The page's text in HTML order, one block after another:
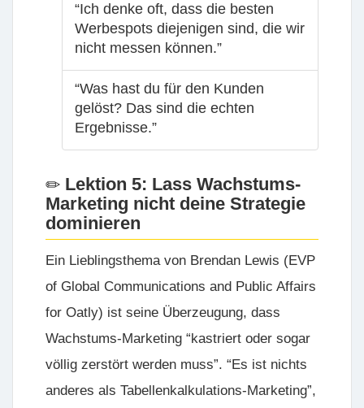
“Ich denke oft, dass die besten
Werbespots diejenigen sind, die wir
nicht messen können.”
“Was hast du für den Kunden
gelöst? Das sind die echten
Ergebnisse.”
Lektion 5: Lass Wachstums-
Marketing nicht deine Strategie
dominieren
Ein Lieblingsthema von Brendan Lewis (EVP
of Global Communications and Public Affairs
for Oatly) ist seine Überzeugung, dass
Wachstums-Marketing “kastriert oder sogar
völlig zerstört werden muss”. “Es ist nichts
anderes als Tabellenkalkulations-Marketing”,